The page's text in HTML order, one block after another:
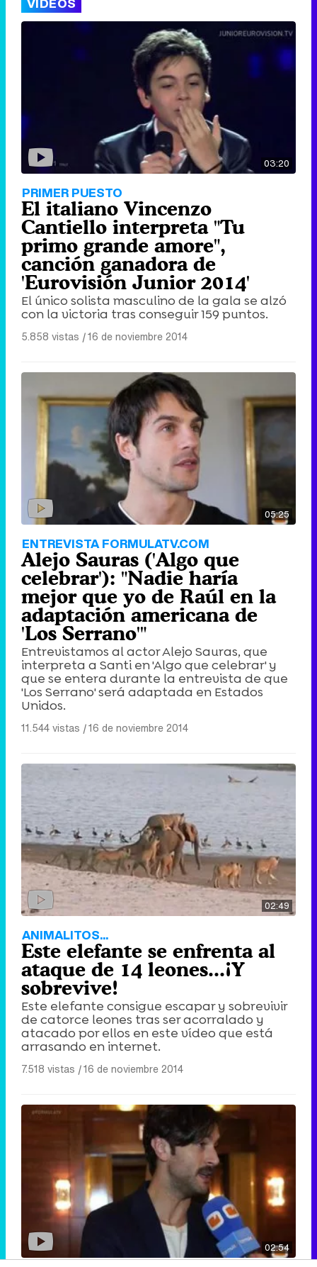
03:20
PRIMER PUESTO
El italiano Vincenzo
Cantiello interpreta "Tu
primo grande amore",
canción ganadora de
'Eurovisión Junior 2014'
El único solista masculino de la gala se alzó
con la victoria tras conseguir 159 puntos.
5.858 vistas |16 de noviembre 2014
05:25
ENTREVISTA FORMULATV.COM
Alejo Sauras ('Algo que
celebrar'): "Nadie haría
mejor que yo de Raúl en la
adaptación americana de
'Los Serrano'"
Entrevistamos al actor Alejo Sauras, que
interpreta a Santi en 'Algo que celebrar' y
que se entera durante la entrevista de que
'Los Serrano' será adaptada en Estados
Unidos.
11.544 vistas |16 de noviembre 2014
02:49
ANIMALITOS...
Este elefante se enfrenta al
ataque de 14 leones...¡Y
sobrevive!
Este elefante consigue escapar y sobrevivir
de catorce leones tras ser acorralado y
atacado por ellos en este vídeo que está
arrasando en internet.
7.518 vistas |16 de noviembre 2014
02:54